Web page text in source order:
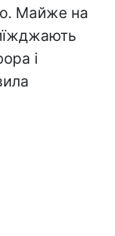
Майже на
і